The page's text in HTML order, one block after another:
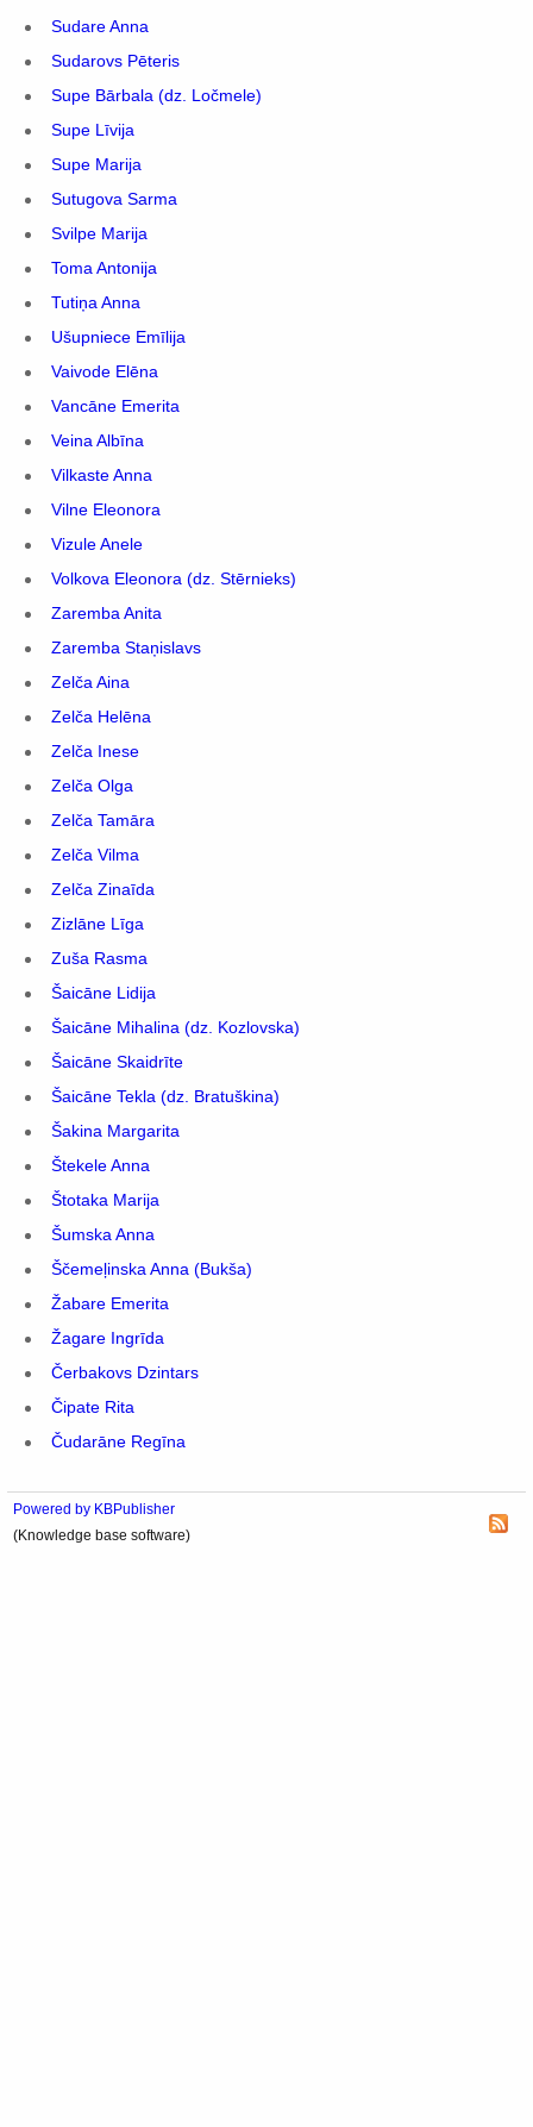
Sudare Anna
Sudarovs Pēteris
Supe Bārbala (dz. Ločmele)
Supe Līvija
Supe Marija
Sutugova Sarma
Svilpe Marija
Toma Antonija
Tutiņa Anna
Ušupniece Emīlija
Vaivode Elēna
Vancāne Emerita
Veina Albīna
Vilkaste Anna
Vilne Eleonora
Vizule Anele
Volkova Eleonora (dz. Stērnieks)
Zaremba Anita
Zaremba Staņislavs
Zelča Aina
Zelča Helēna
Zelča Inese
Zelča Olga
Zelča Tamāra
Zelča Vilma
Zelča Zinaīda
Zizlāne Līga
Zuša Rasma
Šaicāne Lidija
Šaicāne Mihalina (dz. Kozlovska)
Šaicāne Skaidrīte
Šaicāne Tekla (dz. Bratuškina)
Šakina Margarita
Štekele Anna
Štotaka Marija
Šumska Anna
Ščemeļinska Anna (Bukša)
Žabare Emerita
Žagare Ingrīda
Čerbakovs Dzintars
Čipate Rita
Čudarāne Regīna
Powered by KBPublisher
(Knowledge base software)